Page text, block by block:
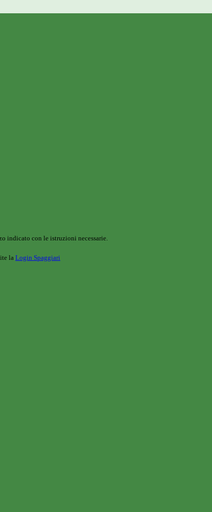
indicato con le istruzioni necessarie.
la Login Spaggiari